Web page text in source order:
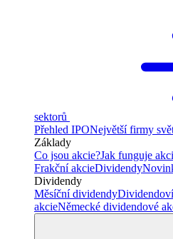
sektorů
Přehled IPONejvětší firmy
Základy
Co jsou akcie?Jak funguje
Frakční akcieDividendy
Dividendy
Měsíční dividendy
akcieNěmecké dividendové